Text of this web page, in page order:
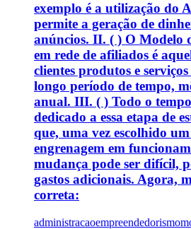
exemplo é a utilização do
permite a geração de
anúncios. II. ( ) O Modelo
em rede de afiliados é
clientes produtos e
longo período de tempo,
anual. III. ( ) Todo o tempo
dedicado a essa etapa de
que, uma vez escolhido
engrenagem em
mudança pode ser difícil,
gastos adicionais. Agora,
correta:
administracaoempreendedorismo